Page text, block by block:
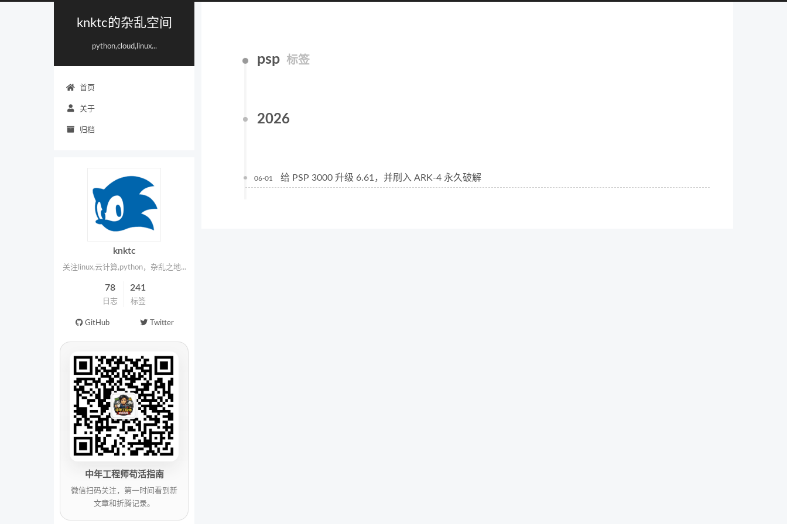
knktc的杂乱空间
python,cloud,linux...
首页
关于
归档
psp 标签
2026
06-01 给 PSP 3000 升级 6.61，并刷入 ARK-4 永久破解
knktc
关注linux,云计算,python，杂乱之地...
78
日志
241
标签
GitHub Twitter
中年工程师苟活指南
微信扫码关注，第一时间看到新
文章和折腾记录。